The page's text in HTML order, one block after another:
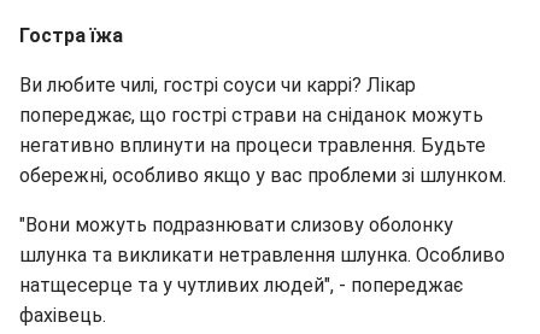
Гостра їжа
Ви любите чилі, гострі соуси чи каррі? Лікар
попереджає, що гострі страви на сніданок можуть
негативно вплинути на процеси травлення. Будьте
обережні, особливо якщо у вас проблеми зі шлунком.
"Вони можуть подразнювати слизову оболонку
шлунка та викликати нетравлення шлунка. Особливо
натщесерце та у чутливих людей", - попереджає
фахівець.